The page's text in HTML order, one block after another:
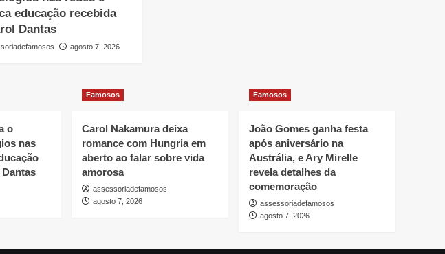
educação recebida
Dantas
agosto 7, 2026
o
nas
Famosos
Carol Nakamura deixa
romance com Hungria em
aberto ao falar sobre vida
amorosa
assessoriadefamosos
agosto 7, 2026
Famosos
João Gomes ganha festa
após aniversário na
Austrália, e Ary Mirelle
revela detalhes da
comemoração
assessoriadefamosos
agosto 7, 2026